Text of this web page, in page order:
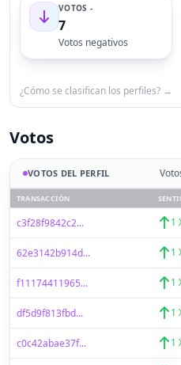
VOTOS -
7
Votos negativos
¿Cómo se clasifican los perfiles? →
Votos
VOTOS DEL PERFIL
TRANSACCIÓN
c3f28f9842c2... 1
62e3142b914d... 1
f11174411965... 1
df5d9f813fbd... 1
c0c42abae37f... 1